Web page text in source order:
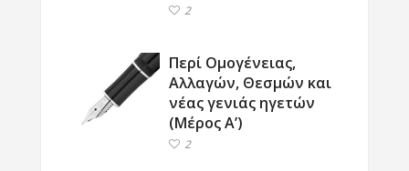
2
Περί Ομογένειας,
Αλλαγών, Θεσμών και
νέας γενιάς ηγετών
(Μέρος Α’)
2